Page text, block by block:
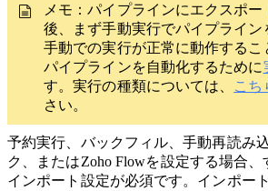
メモ：パイプラインにエクスポー
後、
まず手動実行でパイプライン
手動での実行が正常に動作するこ
パイプラインを自動化するために
す。実行の種類については、 こち
さい。
予約実行、バックフィル、手動再読み
ク、またはZoho Flowを設定する場合
インポート設定が必須です。インポー